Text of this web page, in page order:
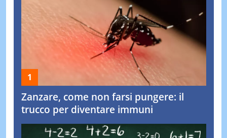
Zanzare, come non farsi pungere: il
trucco per diventare immuni